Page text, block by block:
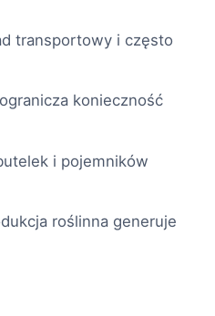
transportowy i często
konieczność
i pojemników
roślinna generuje